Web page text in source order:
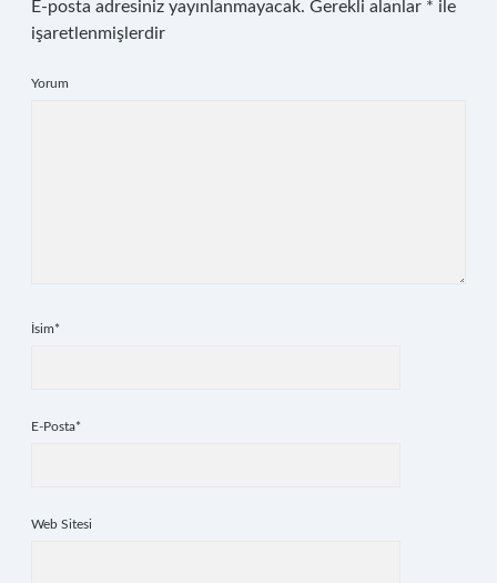
E-posta adresiniz yayınlanmayacak. Gerekli alanlar * ile
işaretlenmişlerdir
Yorum
İsim*
E-Posta*
Web Sitesi